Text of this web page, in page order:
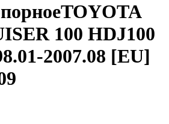
100 HDJ100
2007.08 [EU]